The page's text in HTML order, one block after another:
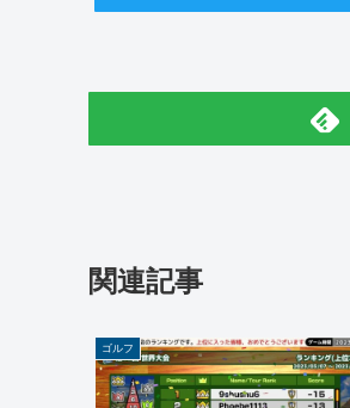
関連記事
ゴルフ